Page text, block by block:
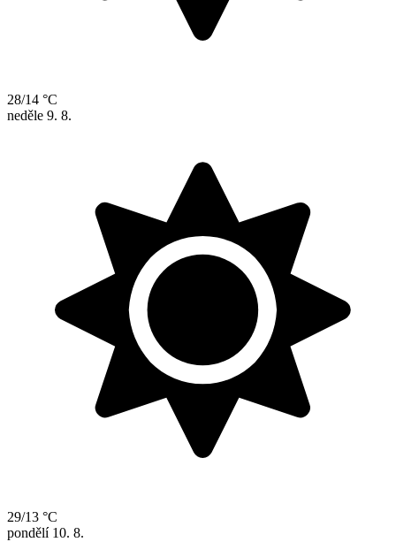
28/14 °C
neděle 9. 8.
29/13 °C
pondělí 10. 8.